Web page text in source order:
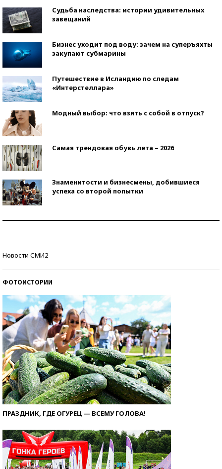
Судьба наследства: истории удивительных
завещаний
Бизнес уходит под воду: зачем на суперъяхты
закупают субмарины
Путешествие в Исландию по следам
«Интерстеллара»
Модный выбор: что взять с собой в отпуск?
Самая трендовая обувь лета – 2026
Знаменитости и бизнесмены, добившиеся
успеха со второй попытки
Новости СМИ2
ФОТОИСТОРИИ
ПРАЗДНИК, ГДЕ ОГУРЕЦ — ВСЕМУ ГОЛОВА!